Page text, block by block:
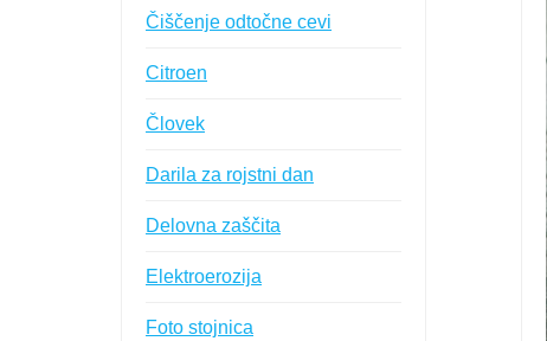
Čiščenje odtočne cevi
Citroen
Človek
Darila za rojstni dan
Delovna zaščita
Elektroerozija
Foto stojnica